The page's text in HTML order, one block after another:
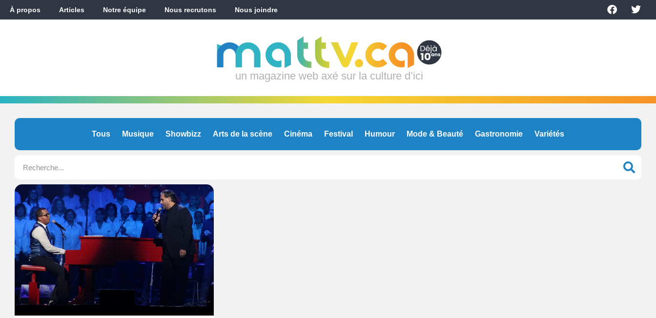
À propos Articles Notre équipe Nous recrutons Nous joindre
un magazine web axé sur la culture d’ici
Tous Musique Showbizz Arts de la scène Cinéma Festival Humour Mode & Beauté Gastronomie Variétés